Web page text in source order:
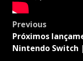
Post
navigation
Previous
Próximos
Nintendo Switch